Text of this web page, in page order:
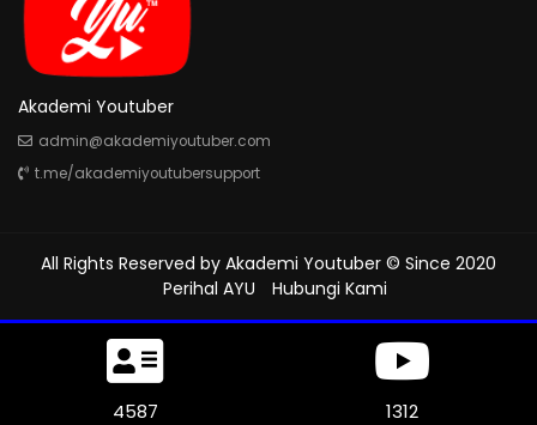
Akademi Youtuber
admin@akademiyoutuber.com
t.me/akademiyoutubersupport
All Rights Reserved by Akademi Youtuber © Since 2020
Perihal AYU
Hubungi Kami
4995 1312